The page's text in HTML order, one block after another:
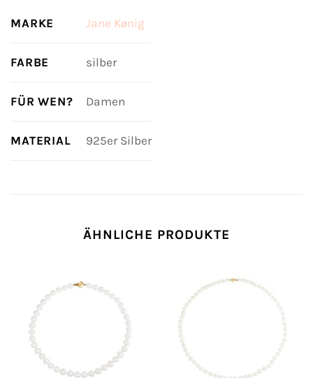
MARKE Jane Kønig
FARBE silber
FÜR WEN? Damen
MATERIAL 925er Silber
ÄHNLICHE PRODUKTE